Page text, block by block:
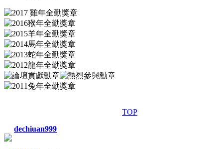
TOP
dechiuan999